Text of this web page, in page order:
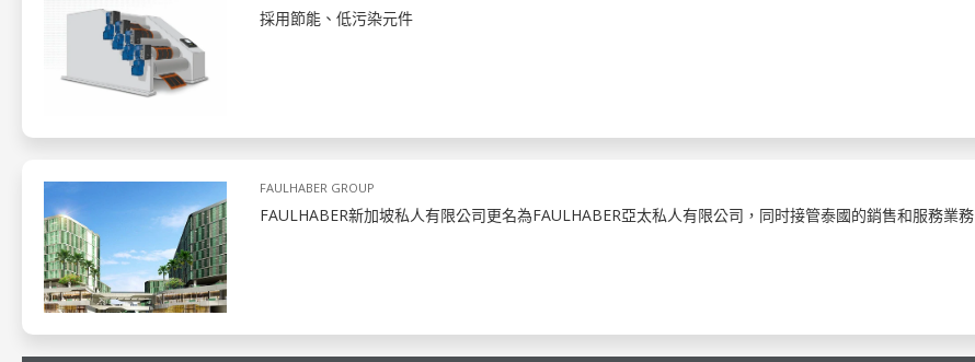
採用節能、低污染元件
FAULHABER GROUP
FAULHABER新加坡私人有限公司更名為FAULHABER亞太私人有限公司，同时接管泰國的銷售和服務業務